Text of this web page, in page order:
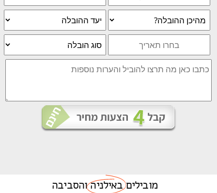
מוביליםבאילניהוהסביבה